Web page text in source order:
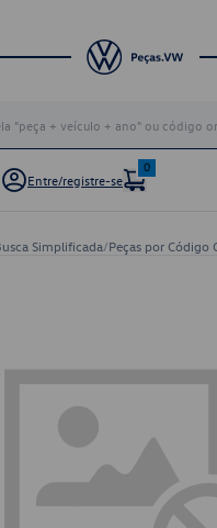
Entre/registre-se
0
Simplificada/Peças por Código